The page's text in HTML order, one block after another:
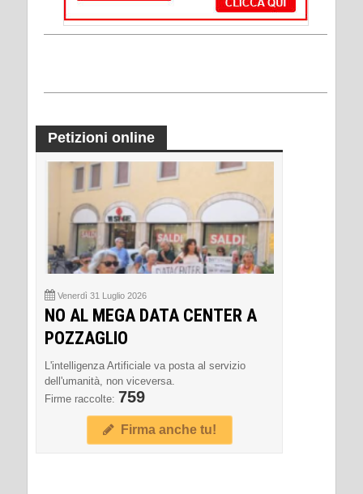
Petizioni online
Venerdì 31 Luglio 2026
NO AL MEGA DATA CENTER A
POZZAGLIO
L'intelligenza Artificiale va posta al servizio
dell'umanità, non viceversa.
Firme raccolte: 759
Firma anche tu!